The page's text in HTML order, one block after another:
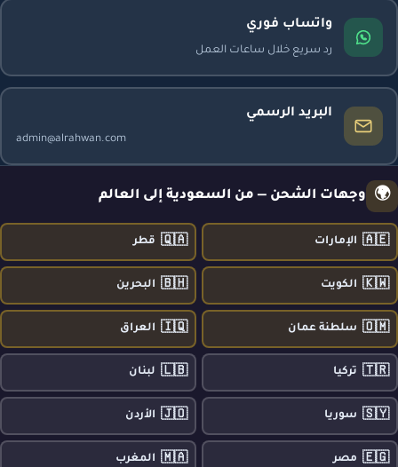
واتساب فوري
رد سريع خلال ساعات العمل
البريد الرسمي
admin@alrahwan.com
🌍 وجهات الشحن — من السعودية إلى العالم
🇦🇪 الإمارات 🇶🇦 قطر
🇰🇼 الكويت 🇧🇭 البحرين
🇴🇲 سلطنة عمان 🇮🇶 العراق
🇹🇷 تركيا 🇱🇧 لبنان
🇸🇾 سوريا 🇯🇴 الأردن
🇪🇬 مصر 🇲🇦 المغرب